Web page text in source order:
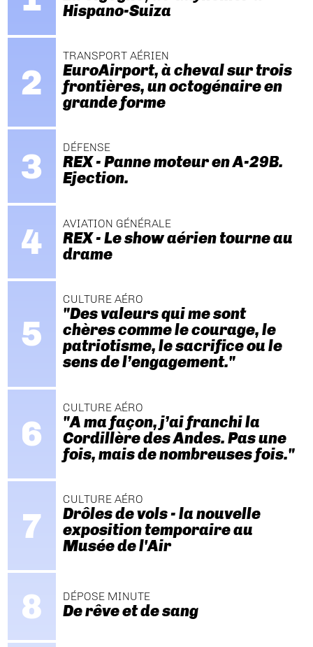
Hispano-Suiza
TRANSPORT AÉRIEN
EuroAirport, à cheval sur trois
frontières, un octogénaire en
grande forme
DÉFENSE
REX - Panne moteur en A-29B.
Ejection.
AVIATION GÉNÉRALE
REX - Le show aérien tourne au
drame
CULTURE AÉRO
"Des valeurs qui me sont
chères comme le courage, le
patriotisme, le sacrifice ou le
sens de l’engagement."
CULTURE AÉRO
"A ma façon, j’ai franchi la
Cordillère des Andes. Pas une
fois, mais de nombreuses fois."
CULTURE AÉRO
Drôles de vols - la nouvelle
exposition temporaire au
Musée de l'Air
DÉPOSE MINUTE
De rêve et de sang